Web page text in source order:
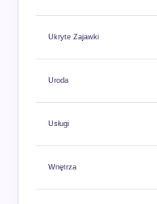
Ukryte Zajawki
Uroda
Usługi
Wnętrza